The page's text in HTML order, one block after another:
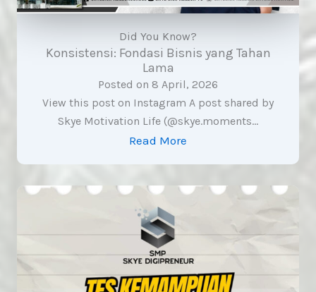
Did You Know?
Konsistensi: Fondasi Bisnis yang Tahan
Lama
Posted on 8 April, 2026
View this post on Instagram A post shared by
Skye Motivation Life (@skye.moments…
Read More